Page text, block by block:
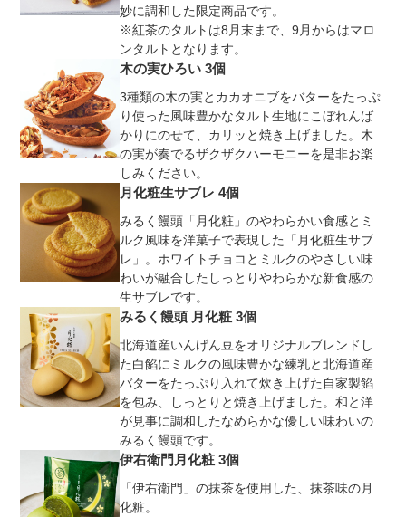
妙に調和した限定商品です。
※紅茶のタルトは8月末まで、9月からはマロ
ンタルトとなります。
木の実ひろい 3個
3種類の木の実とカカオニブをバターをたっぷ
り使った風味豊かなタルト生地にこぼれんば
かりにのせて、カリッと焼き上げました。木
の実が奏でるザクザクハーモニーを是非お楽
しみください。
月化粧生サブレ 4個
みるく饅頭「月化粧」のやわらかい食感とミ
ルク風味を洋菓子で表現した「月化粧生サブ
レ」。ホワイトチョコとミルクのやさしい味
わいが融合したしっとりやわらかな新食感の
生サブレです。
みるく饅頭 月化粧 3個
北海道産いんげん豆をオリジナルブレンドし
た白餡にミルクの風味豊かな練乳と北海道産
バターをたっぷり入れて炊き上げた自家製餡
を包み、しっとりと焼き上げました。和と洋
が見事に調和したなめらかな優しい味わいの
みるく饅頭です。
伊右衛門月化粧 3個
「伊右衛門」の抹茶を使用した、抹茶味の月
化粧。